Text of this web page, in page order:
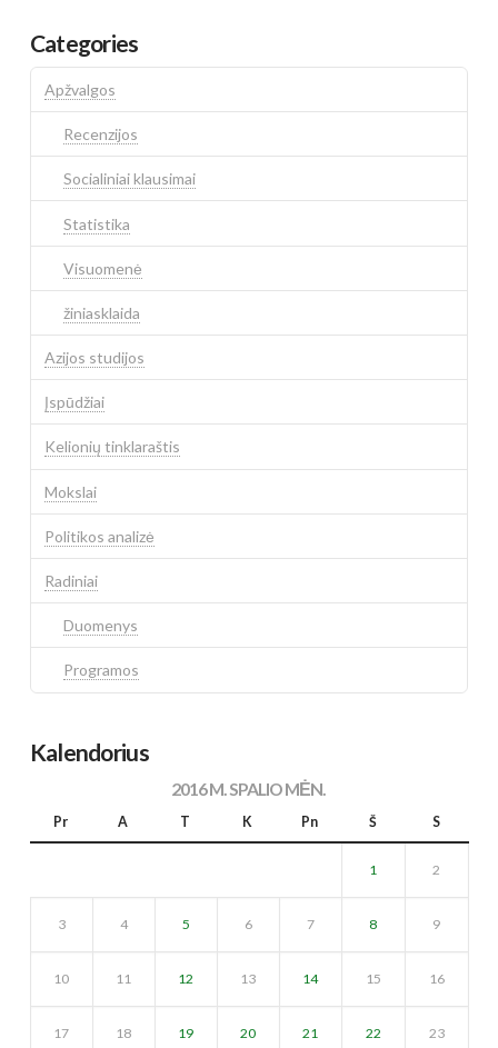
Categories
Apžvalgos
Recenzijos
Socialiniai klausimai
Statistika
Visuomenė
žiniasklaida
Azijos studijos
Įspūdžiai
Kelionių tinklaraštis
Mokslai
Politikos analizė
Radiniai
Duomenys
Programos
Kalendorius
2016 M. SPALIO MĖN.
Pr A T K Pn Š S
1 2
3 4 5 6 7 8 9
10 11 12 13 14 15 16
17 18 19 20 21 22 23